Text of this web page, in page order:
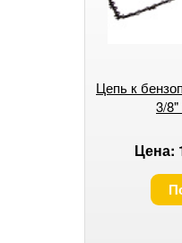
Цепь к
3/
Цена: